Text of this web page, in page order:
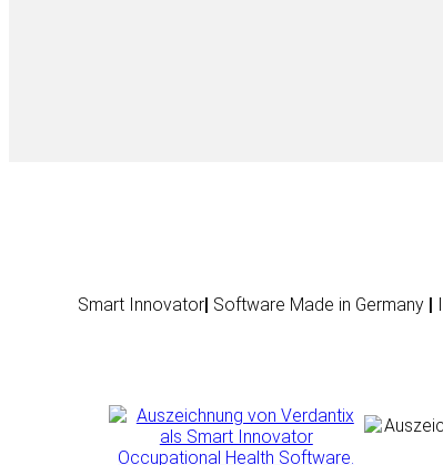
Smart Innovator| Software Made in Germany